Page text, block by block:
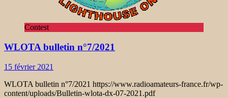
Contest
WLOTA bulletin n°7/2021
15 février 2021
WLOTA bulletin n°7/2021 https://www.radioamateurs-france.fr/wp-
content/uploads/Bulletin-wlota-dx-07-2021.pdf